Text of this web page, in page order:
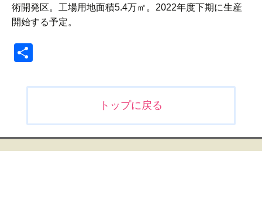
術開発区。工場用地面積5.4万㎡。2022年度下期に生産
開始する予定。
ビ
ゲ
トップに戻る